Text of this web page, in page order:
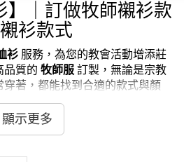
】｜訂做牧師襯衫款
衫款式
衫 服務，為您的教會活動增添莊
品質的 牧師服 訂製，無論是宗教
著，都能找到合適的款式與顏
的訂製服務。選用舒適耐用的面
，確保每位牧師在各種場合均能展
或是
顯示更多